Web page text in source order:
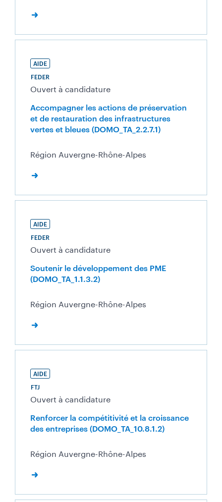
AIDE
FEDER
Ouvert à candidature
Accompagner les actions de préservation
et de restauration des infrastructures
vertes et bleues (DOMO_TA_2.2.7.1)
Région Auvergne-Rhône-Alpes
AIDE
FEDER
Ouvert à candidature
Soutenir le développement des PME
(DOMO_TA_1.1.3.2)
Région Auvergne-Rhône-Alpes
AIDE
FTJ
Ouvert à candidature
Renforcer la compétitivité et la croissance
des entreprises (DOMO_TA_10.8.1.2)
Région Auvergne-Rhône-Alpes